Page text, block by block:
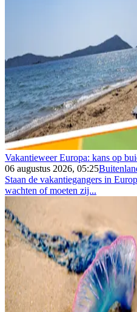
Vakantieweer Europa: kans op
06 augustus 2026, 05:25
Staan de vakantiegangers in
wachten of moeten zij...